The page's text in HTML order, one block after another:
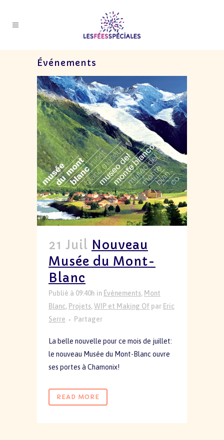
Événements
21 Juil Nouveau
Musée du Mont-
Blanc
Publié à 09:40h in Événements, Mont
Blanc, Projets, WIP et Making Of par Eric
Serre
Partager
La belle nouvelle pour ce mois de juillet:
le nouveau Musée du Mont-Blanc ouvre
ses portes à Chamonix!
READ MORE